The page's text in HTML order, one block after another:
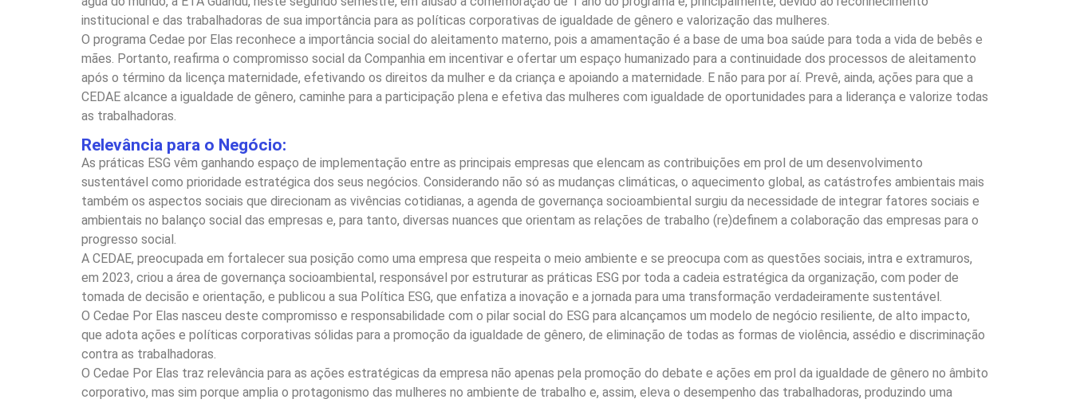
institucional e das trabalhadoras de sua importância para as políticas corporativas de igualdade de gênero e valorização das mulheres.
O programa Cedae por Elas reconhece a importância social do aleitamento materno, pois a amamentação é a base de uma boa saúde para toda a vida de bebês e
mães. Portanto, reafirma o compromisso social da Companhia em incentivar e ofertar um espaço humanizado para a continuidade dos processos de aleitamento
após o término da licença maternidade, efetivando os direitos da mulher e da criança e apoiando a maternidade. E não para por aí. Prevê, ainda, ações para que a
CEDAE alcance a igualdade de gênero, caminhe para a participação plena e efetiva das mulheres com igualdade de oportunidades para a liderança e valorize todas
as trabalhadoras.
Relevância para o Negócio:
As práticas ESG vêm ganhando espaço de implementação entre as principais empresas que elencam as contribuições em prol de um desenvolvimento
sustentável como prioridade estratégica dos seus negócios. Considerando não só as mudanças climáticas, o aquecimento global, as catástrofes ambientais mais
também os aspectos sociais que direcionam as vivências cotidianas, a agenda de governança socioambiental surgiu da necessidade de integrar fatores sociais e
ambientais no balanço social das empresas e, para tanto, diversas nuances que orientam as relações de trabalho (re)definem a colaboração das empresas para o
progresso social.
A CEDAE, preocupada em fortalecer sua posição como uma empresa que respeita o meio ambiente e se preocupa com as questões sociais, intra e extramuros,
em 2023, criou a área de governança socioambiental, responsável por estruturar as práticas ESG por toda a cadeia estratégica da organização, com poder de
tomada de decisão e orientação, e publicou a sua Política ESG, que enfatiza a inovação e a jornada para uma transformação verdadeiramente sustentável.
O Cedae Por Elas nasceu deste compromisso e responsabilidade com o pilar social do ESG para alcançamos um modelo de negócio resiliente, de alto impacto,
que adota ações e políticas corporativas sólidas para a promoção da igualdade de gênero, de eliminação de todas as formas de violência, assédio e discriminação
contra as trabalhadoras.
O Cedae Por Elas traz relevância para as ações estratégicas da empresa não apenas pela promoção do debate e ações em prol da igualdade de gênero no âmbito
corporativo, mas sim porque amplia o protagonismo das mulheres no ambiente de trabalho e, assim, eleva o desempenho das trabalhadoras, produzindo uma